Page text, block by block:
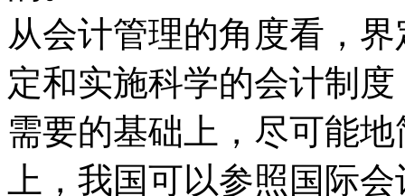
从会计管理的角度看，
定和实施科学的会计制
需要的基础上，尽可能
上，我国可以参照国际